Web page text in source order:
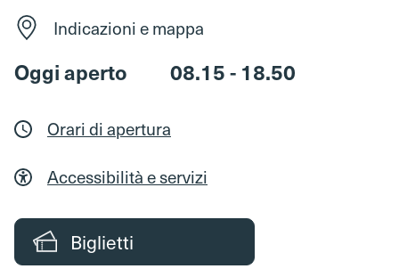
Indicazioni e mappa
Oggi aperto 08.15 - 18.50
Orari di apertura
Accessibilità e servizi
Biglietti